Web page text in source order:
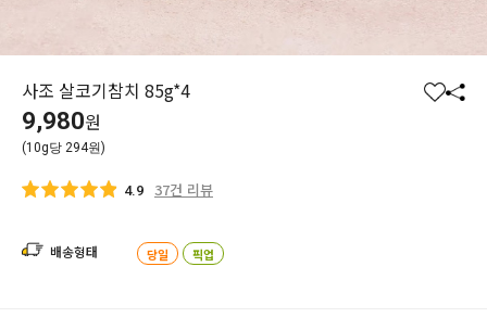
사조 살코기참치 85g*4
찜 공
9,980원
(10g당 294원)
4.9 37건 리뷰
배송형태 당일 픽업